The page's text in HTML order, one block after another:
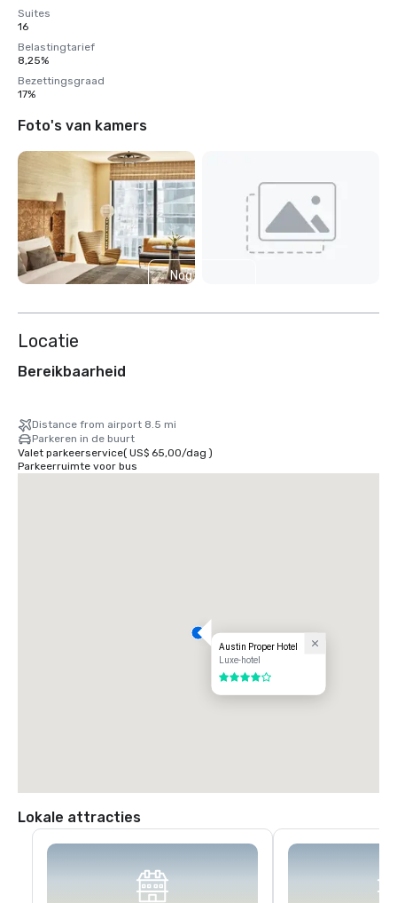
Suites
16
Belastingtarief
8,25%
Bezettingsgraad
17%
Foto's van kamers
Nog 2
Locatie
Bereikbaarheid
Distance from airport 8.5 mi
Parkeren in de buurt
Valet parkeerservice( US$ 65,00/dag )
Parkeerruimte voor bus
Austin Proper Hotel
Luxe-hotel
4 van 5
Lokale attracties